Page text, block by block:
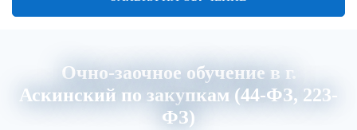
Очно-заочное обучение в г.
Аскинский по закупкам (44-ФЗ, 223-
ФЗ)